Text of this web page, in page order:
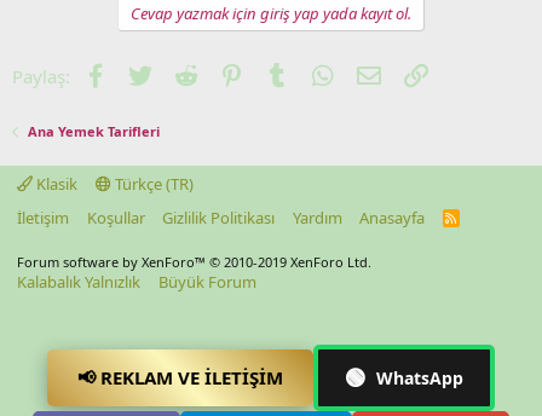
Cevap yazmak için giriş yap yada kayıt ol.
Paylaş: Facebook
TwitterReddit PinterestTumblr WhatsApp
E-postaLink
Ana Yemek Tarifleri
Klasik
Türkçe (TR)
İletişim
Koşullar Gizlilik Politikası Yardım Anasayfa
R
Forum software by XenForo™ © 2010-2019 XenForo Ltd.
Kalabalık Yalnızlık Büyük Forum
📢 REKLAM VE İLETIŞIM 🟢 WhatsApp